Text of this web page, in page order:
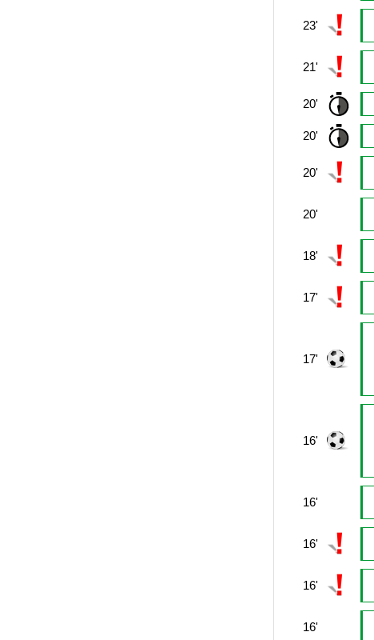
23'
21'
20'
20'
20'
20'
18'
17'
17'
16'
16'
16'
16'
16'